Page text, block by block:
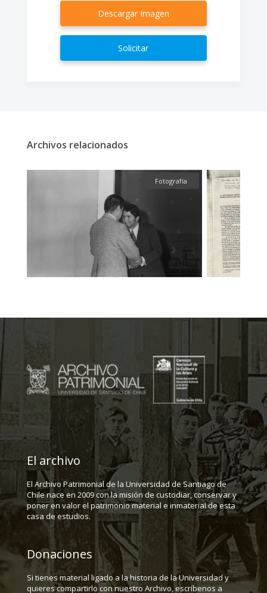
Descargar Imagen
Solicitar
Archivos relacionados
Fotografía
El archivo
El Archivo Patrimonial de la Universidad de Santiago de
Chile nace en 2009 con la misión de custodiar, conservar y
poner en valor el patrimonio material e inmaterial de esta
casa de estudios.
Donaciones
Si tienes material ligado a la historia de la Universidad y
quieres compartirlo con nuestro Archivo, escríbenos a